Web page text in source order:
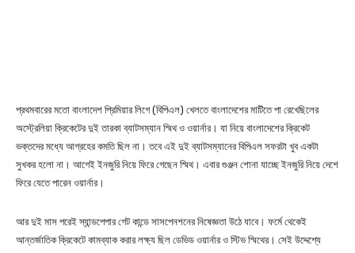
প্রথমবারের মতো বাংলাদেশ প্রিমিয়ার লিগে (বিপিএল) খেলতে বাংলাদেশের মাটিতে পা রেখেছিলের
অস্ট্রেলিয়া ক্রিকেটের দুই তারকা ব্যাটসম্যান স্মিথ ও ওয়ার্নার। যা নিয়ে বাংলাদেশের ক্রিকেট
ভক্তদের মধ্যে আগ্রহের কমতি ছিল না। তবে এই দুই ব্যাটসম্যানের বিপিএল সফরটা খুব একটা
সুখকর হলো না। আগেই ইনজুরি নিয়ে ফিরে গেছেন স্মিথ। এবার গুঞ্জন শোনা যাচ্ছে ইনজুরি নিয়ে দেশে
ফিরে যেতে পারেন ওয়ার্নার।
আর দুই মাস পরেই স্যান্ডপেপার গেট কান্ডে সাসপেনশনের নিষেজ্ঞতা উঠে যাবে। ফর্মে থেকেই
আন্তর্জাতিক ক্রিকেটে কামব্যাক করার লক্ষ্য ছিল ডেভিড ওয়ার্নার ও স্টিভ স্মিথের। সেই উদ্দেশ্যে